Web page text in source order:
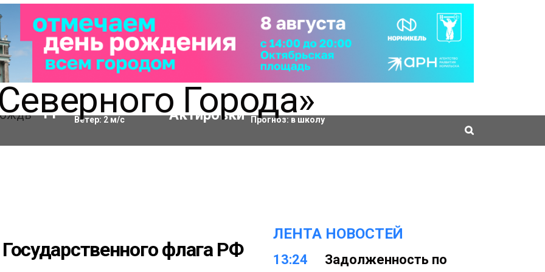
11 °C Влажность:79%
Ветер: 2м/с
Актировки
Прогноз: в школу
флага РФ
ЛЕНТА НОВОСТЕЙ
13:24
Задолженность по